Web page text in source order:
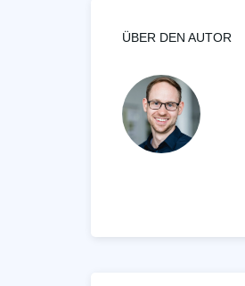
ÜBER DEN AUTOR